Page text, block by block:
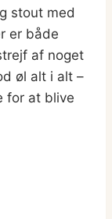
stout med
er både
af noget
øl alt i alt –
for at blive